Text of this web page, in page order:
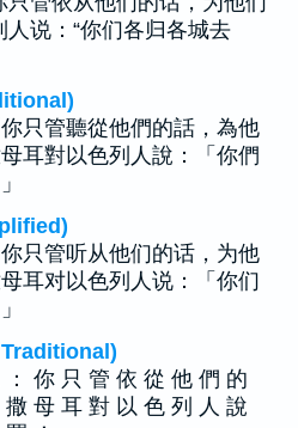
说：“你们各归各城去
只管聽從他們的話，為他
耳對以色列人說：「你們
只管听从他们的话，为他
耳对以色列人说：「你们
你 只 管 依 從 他 們 的
母 耳 對 以 色 列 人 說